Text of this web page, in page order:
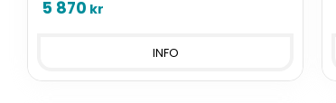
5 870 kr
INFO